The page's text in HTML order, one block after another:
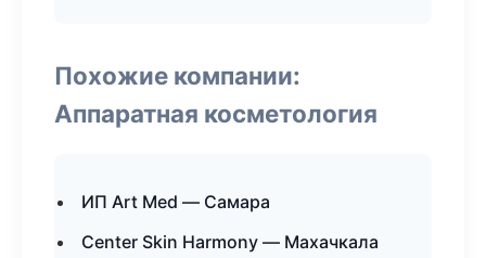
Похожие компании:
Аппаратная косметология
ИП Art Med — Самара
Center Skin Harmony — Махачкала